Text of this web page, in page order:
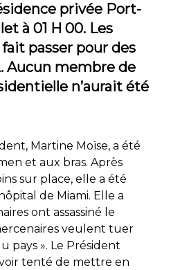
privée Port-
à 01 H 00. Les
passer pour des
Aucun membre de
n’aurait été
Martine Moïse, a été
et aux bras. Après
sur place, elle a été
de Miami. Elle a
ont assassiné le
veulent tuer
pays ». Le Président
tenté de mettre en